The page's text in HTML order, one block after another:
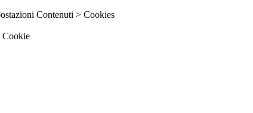
Contenuti > Cookies
Cookie